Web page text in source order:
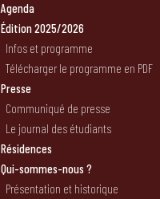
Agenda
Édition 2025/2026
Infos et programme
Télécharger le programme en PDF
Presse
Communiqué de presse
Le journal des étudiants
Résidences
Qui-sommes-nous ?
Présentation et historique